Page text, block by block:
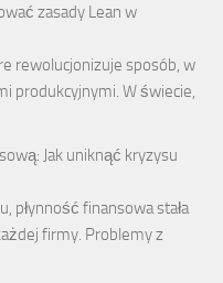
zasady Lean w
rewolucjonizuje sposób, w
produkcyjnymi. W świecie,
Jak uniknąć kryzysu
płynność finansowa stała
firmy. Problemy z